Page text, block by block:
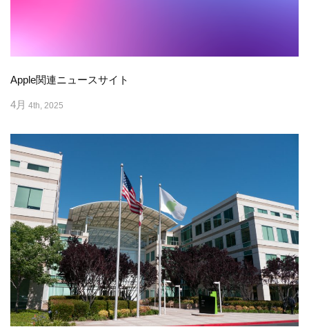
Apple関連ニュースサイト
4月 4th, 2025